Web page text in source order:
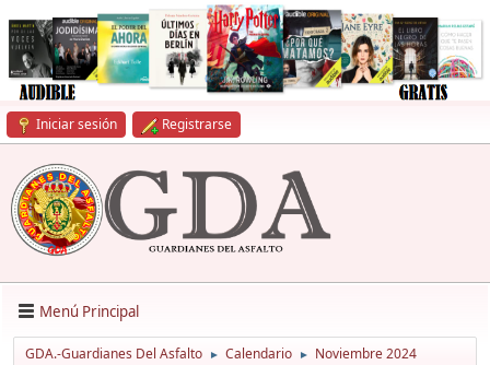
Iniciar sesión Registrarse
Menú Principal
GDA.-Guardianes Del Asfalto ► Calendario ► Noviembre 2024